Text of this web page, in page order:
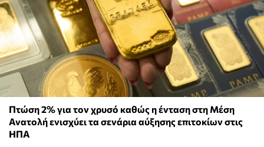
Πτώση 2% για τον χρυσό καθώς η ένταση στη Μέση
Ανατολή ενισχύει τα σενάρια αύξησης επιτοκίων στις
ΗΠΑ